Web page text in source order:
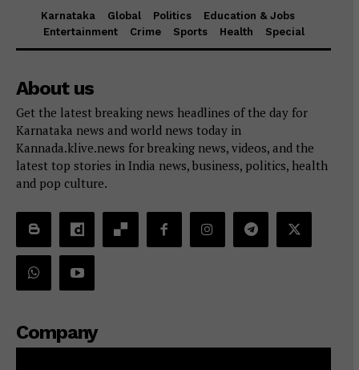
Karnataka Global Politics
Education & Jobs
Entertainment
Crime Sports Health Special
About us
Get the latest breaking news headlines of the day for
Karnataka news and world news today in
Kannada.klive.news for breaking news, videos, and the
latest top stories in India news, business, politics, health
and pop culture.
Company